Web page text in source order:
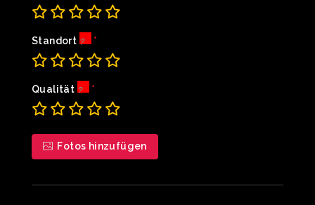
Standort
Qualität
Fotos hinzufügen